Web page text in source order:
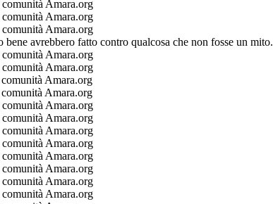
Amara.org
Amara.org
Amara.org
avrebbero fatto contro qualcosa che non fosse un mito.
Amara.org
Amara.org
Amara.org
Amara.org
Amara.org
Amara.org
Amara.org
Amara.org
Amara.org
Amara.org
Amara.org
Amara.org